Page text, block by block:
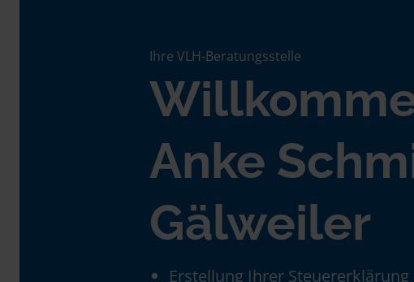
Ihre VLH-Beratungsstelle
Anke
Gälweiler
Erstellung Ihrer Steuererklärung